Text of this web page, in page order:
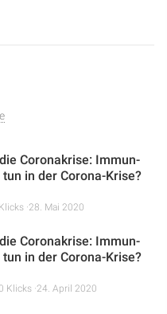
Coronakrise: Immun-
in der Corona-Krise?
28. Mai 2020
Coronakrise: Immun-
in der Corona-Krise?
Klicks 24. April 2020